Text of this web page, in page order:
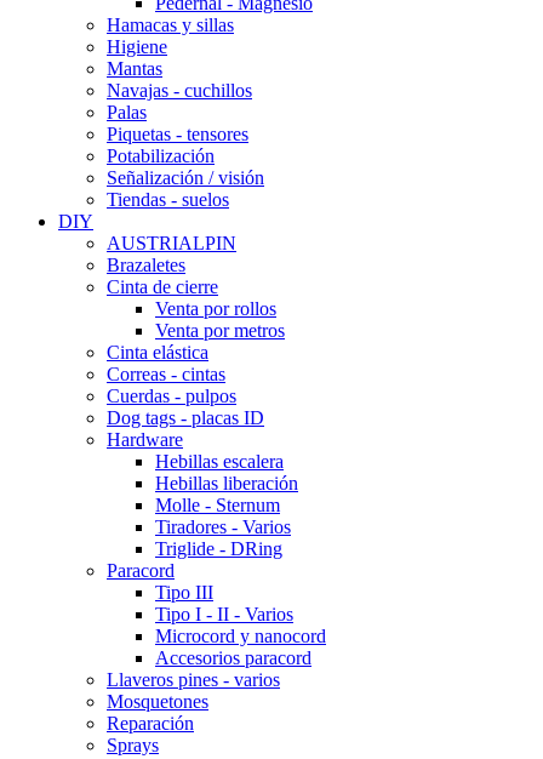
Hamacas y sillas
Higiene
Mantas
Navajas - cuchillos
Palas
Piquetas - tensores
Potabilización
Señalización / visión
Tiendas - suelos
DIY
AUSTRIALPIN
Brazaletes
Cinta de cierre
Venta por rollos
Venta por metros
Cinta elástica
Correas - cintas
Cuerdas - pulpos
Dog tags - placas ID
Hardware
Hebillas escalera
Hebillas liberación
Molle - Sternum
Tiradores - Varios
Triglide - DRing
Paracord
Tipo III
Tipo I - II - Varios
Microcord y nanocord
Accesorios paracord
Llaveros pines - varios
Mosquetones
Reparación
Sprays